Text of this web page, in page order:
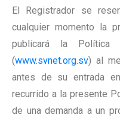
El Registrador se
cualquier momento la
publicará la
(www.svnet.org.sv) al
antes de su entrada
recurrido a la presente
de una demanda a un